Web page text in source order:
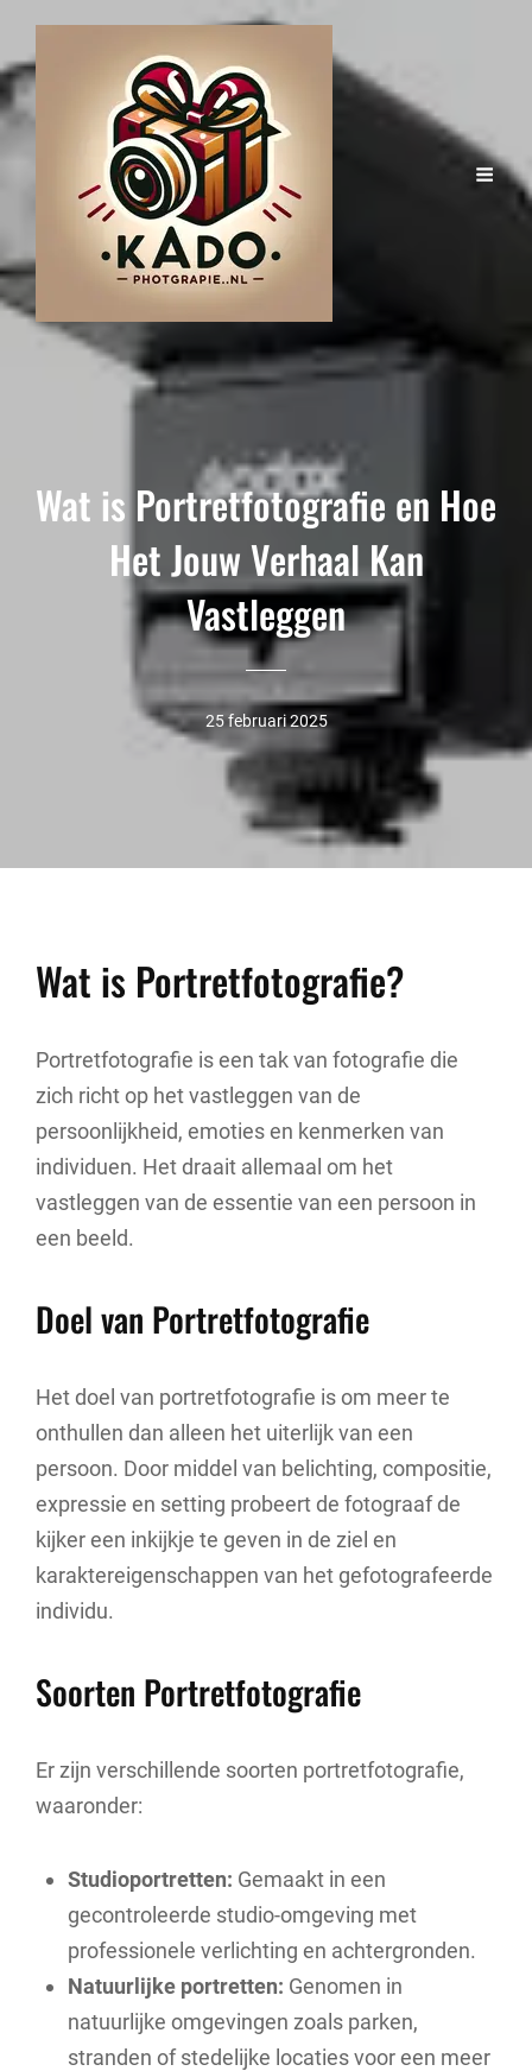
Wat is Portretfotografie en Hoe
Het Jouw Verhaal Kan
Vastleggen
25 februari 2025
Wat is Portretfotografie?
Portretfotografie is een tak van fotografie die
zich richt op het vastleggen van de
persoonlijkheid, emoties en kenmerken van
individuen. Het draait allemaal om het
vastleggen van de essentie van een persoon in
een beeld.
Doel van Portretfotografie
Het doel van portretfotografie is om meer te
onthullen dan alleen het uiterlijk van een
persoon. Door middel van belichting, compositie,
expressie en setting probeert de fotograaf de
kijker een inkijkje te geven in de ziel en
karaktereigenschappen van het gefotografeerde
individu.
Soorten Portretfotografie
Er zijn verschillende soorten portretfotografie,
waaronder:
Studioportretten: Gemaakt in een
gecontroleerde studio-omgeving met
professionele verlichting en achtergronden.
Natuurlijke portretten: Genomen in
natuurlijke omgevingen zoals parken,
stranden of stedelijke locaties voor een meer